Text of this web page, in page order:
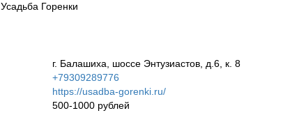
Усадьба Горенки
г. Балашиха, шоссе Энтузиастов, д.6, к. 8
+79309289776
https://usadba-gorenki.ru/
500-1000 рублей